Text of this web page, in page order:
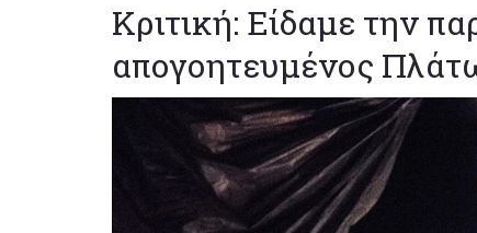
Κριτική: Είδαμε την
απογοητευμένος